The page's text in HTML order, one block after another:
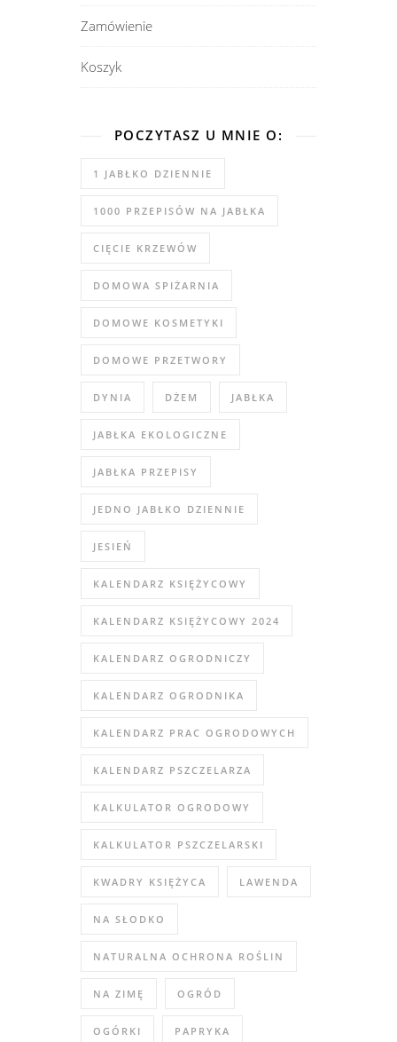
Zamówienie
Koszyk
POCZYTASZ U MNIE O:
1 JABŁKO DZIENNIE
1000 PRZEPISÓW NA JABŁKA
CIĘCIE KRZEWÓW
DOMOWA SPIŻARNIA
DOMOWE KOSMETYKI
DOMOWE PRZETWORY
DYNIA DŻEM JABŁKA
JABŁKA EKOLOGICZNE
JABŁKA PRZEPISY
JEDNO JABŁKO DZIENNIE
JESIEŃ
KALENDARZ KSIĘŻYCOWY
KALENDARZ KSIĘŻYCOWY 2024
KALENDARZ OGRODNICZY
KALENDARZ OGRODNIKA
KALENDARZ PRAC OGRODOWYCH
KALENDARZ PSZCZELARZA
KALKULATOR OGRODOWY
KALKULATOR PSZCZELARSKI
KWADRY KSIĘŻYCA LAWENDA
NA SŁODKO
NATURALNA OCHRONA ROŚLIN
NA ZIMĘ OGRÓD
OGÓRKI PAPRYKA